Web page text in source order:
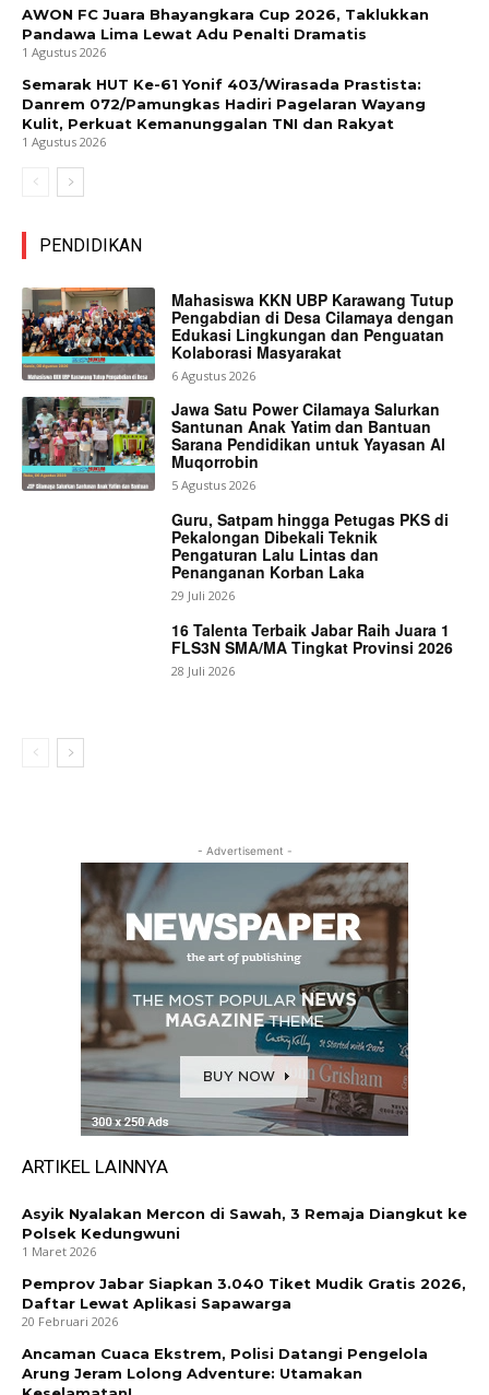
AWON FC Juara Bhayangkara Cup 2026, Taklukkan
Pandawa Lima Lewat Adu Penalti Dramatis
1 Agustus 2026
Semarak HUT Ke-61 Yonif 403/Wirasada Prastista:
Danrem 072/Pamungkas Hadiri Pagelaran Wayang
Kulit, Perkuat Kemanunggalan TNI dan Rakyat
1 Agustus 2026
PENDIDIKAN
Mahasiswa KKN UBP Karawang Tutup
Pengabdian di Desa Cilamaya dengan
Edukasi Lingkungan dan Penguatan
Kolaborasi Masyarakat
6 Agustus 2026
Jawa Satu Power Cilamaya Salurkan
Santunan Anak Yatim dan Bantuan
Sarana Pendidikan untuk Yayasan Al
Muqorrobin
5 Agustus 2026
Guru, Satpam hingga Petugas PKS di
Pekalongan Dibekali Teknik
Pengaturan Lalu Lintas dan
Penanganan Korban Laka
29 Juli 2026
16 Talenta Terbaik Jabar Raih Juara 1
FLS3N SMA/MA Tingkat Provinsi 2026
28 Juli 2026
- Advertisement -
ARTIKEL LAINNYA
Asyik Nyalakan Mercon di Sawah, 3 Remaja Diangkut ke
Polsek Kedungwuni
1 Maret 2026
Pemprov Jabar Siapkan 3.040 Tiket Mudik Gratis 2026,
Daftar Lewat Aplikasi Sapawarga
20 Februari 2026
Ancaman Cuaca Ekstrem, Polisi Datangi Pengelola
Arung Jeram Lolong Adventure: Utamakan